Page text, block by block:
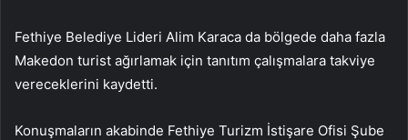
Fethiye Belediye Lideri Alim Karaca da bölgede daha fazla
Makedon turist ağırlamak için tanıtım çalışmalara takviye
vereceklerini kaydetti.
Konuşmaların akabinde Fethiye Turizm İstişare Ofisi Şube